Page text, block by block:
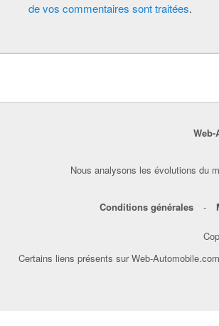
de vos commentaires sont traitées.
Nous analysons les évolutions du
Conditions générales -
Certains liens présents sur Web-